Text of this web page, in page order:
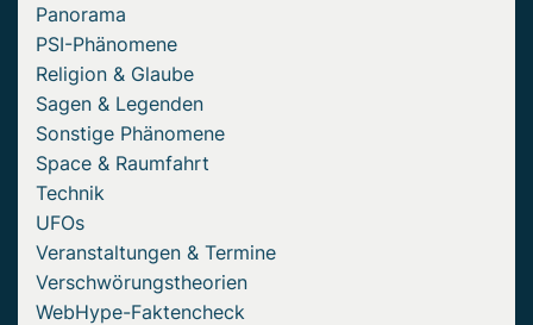
Panorama
PSI-Phänomene
Religion & Glaube
Sagen & Legenden
Sonstige Phänomene
Space & Raumfahrt
Technik
UFOs
Veranstaltungen & Termine
Verschwörungstheorien
WebHype-Faktencheck